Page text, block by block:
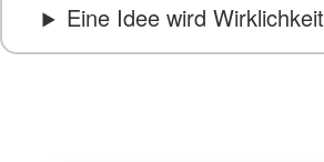
Eine Idee wird Wirklichkeit